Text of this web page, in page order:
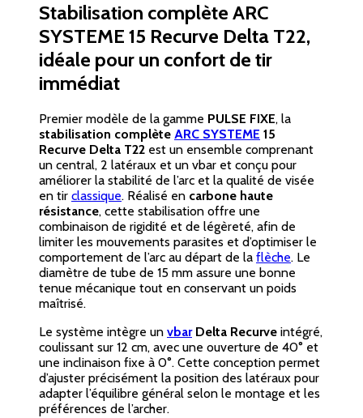
Stabilisation complète ARC
SYSTEME 15 Recurve Delta T22,
idéale pour un confort de tir
immédiat
Premier modèle de la gamme PULSE FIXE, la
stabilisation complète ARC SYSTEME 15
Recurve Delta T22 est un ensemble comprenant
un central, 2 latéraux et un vbar et conçu pour
améliorer la stabilité de l’arc et la qualité de visée
en tir classique. Réalisé en carbone haute
résistance, cette stabilisation offre une
combinaison de rigidité et de légèreté, afin de
limiter les mouvements parasites et d’optimiser le
comportement de l’arc au départ de la flèche. Le
diamètre de tube de 15 mm assure une bonne
tenue mécanique tout en conservant un poids
maîtrisé.
Le système intègre un vbarDelta Recurve intégré,
coulissant sur 12 cm, avec une ouverture de 40° et
une inclinaison fixe à 0°. Cette conception permet
d’ajuster précisément la position des latéraux pour
adapter l’équilibre général selon le montage et les
préférences de l’archer.